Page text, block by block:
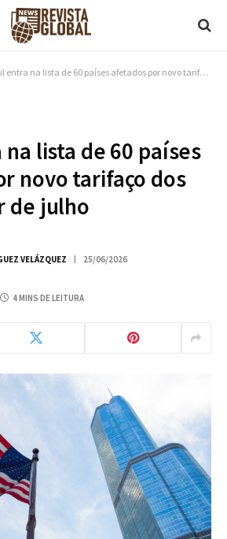
na lista de 60 países afetados por novo tarifaço dos EUA a partir de julho
lista de 60 países
novo tarifaço dos
de julho
VELÁZQUEZ 25/06/2026
4 MINS DE LEITURA